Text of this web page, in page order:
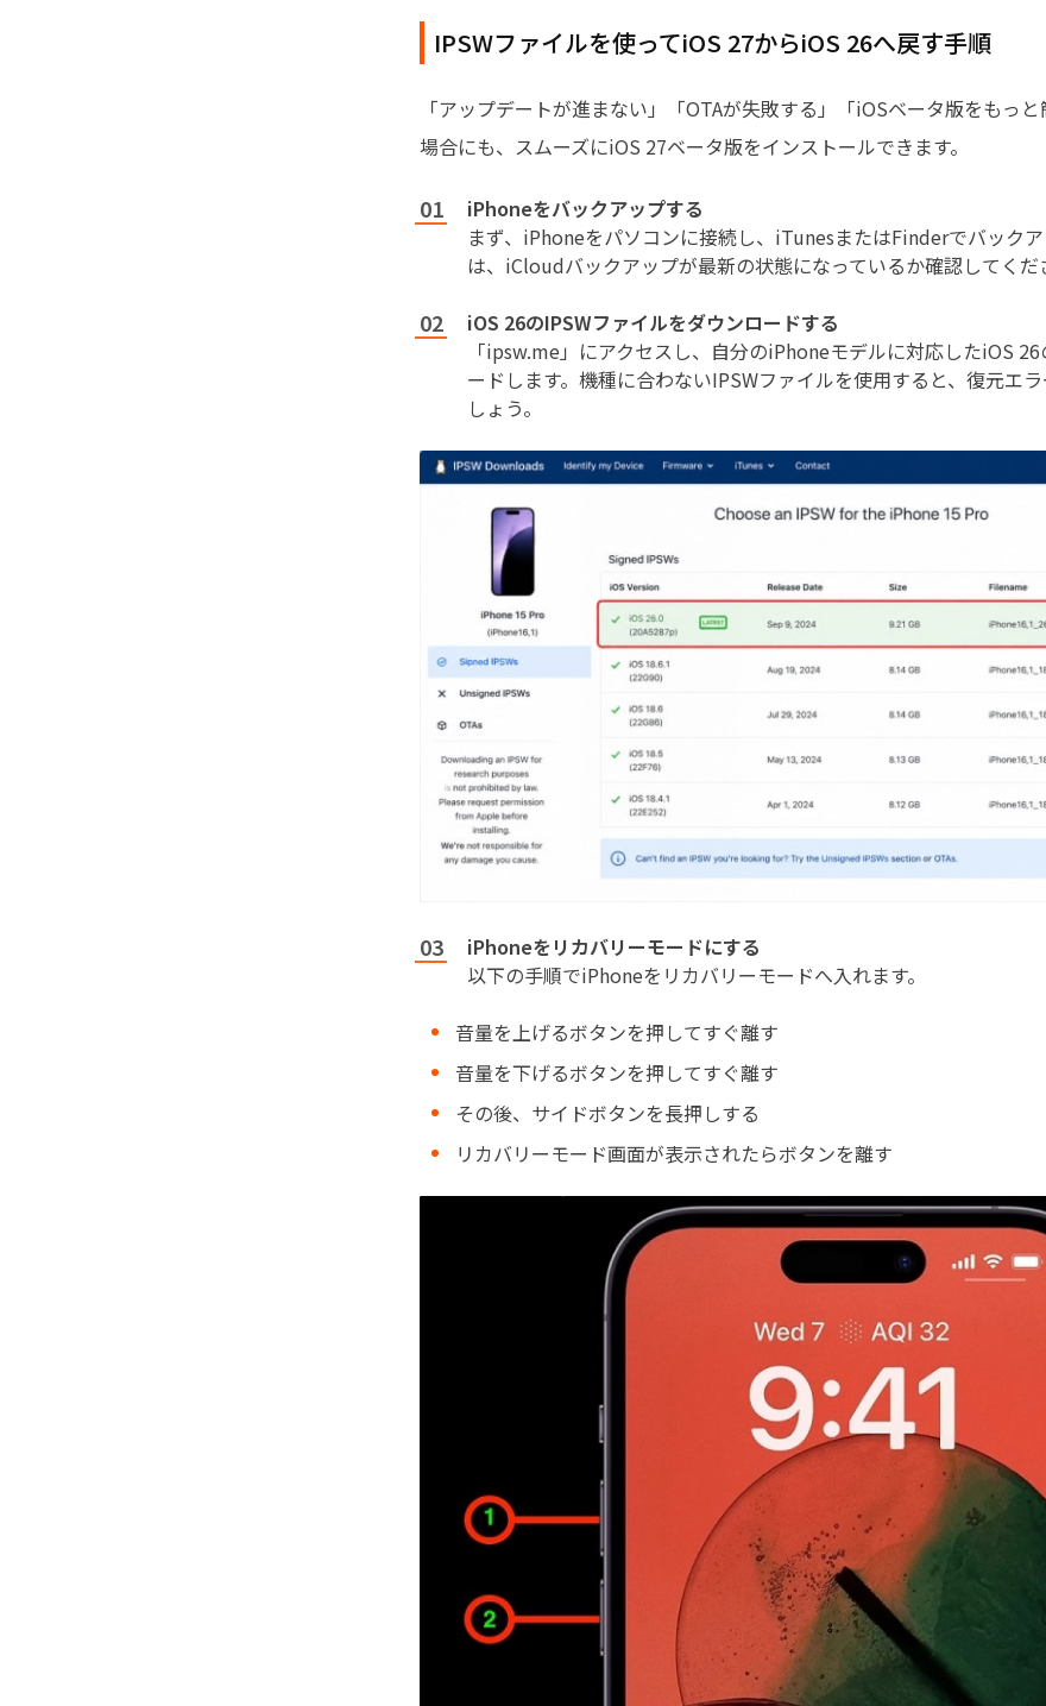
IPSWファイルを使ってiOS 27からiOS 26へ戻す手順
「アップデートが進まない」「OTAが失敗する」「iOSベータ版をもっ
場合にも、スムーズにiOS 27ベータ版をインストールできます。
iPhoneをバックアップする
まず、iPhoneをパソコンに接続し、iTunesまたはFinderでバック
は、iCloudバックアップが最新の状態になっているか確認してくだ
iOS 26のIPSWファイルをダウンロードする
「ipsw.me」にアクセスし、自分のiPhoneモデルに対応したiOS
ードします。機種に合わないIPSWファイルを使用すると、復元エ
しょう。
iPhoneをリカバリーモードにする
以下の手順でiPhoneをリカバリーモードへ入れます。
音量を上げるボタンを押してすぐ離す
音量を下げるボタンを押してすぐ離す
その後、サイドボタンを長押しする
リカバリーモード画面が表示されたらボタンを離す